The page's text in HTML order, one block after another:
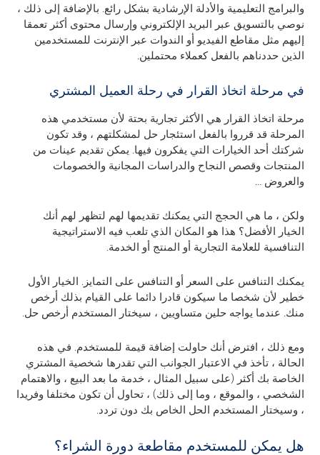
والبرامج التعليمية والأدلة الإرشادية بشكل رائع. بالإضافة إلى ذلك ،
نوصي بالتسويق عبر البريد الإلكتروني وإرسال محتوى أكثر تعمقا
إليهم مثل مقاطع الفيديو أو الندوات عبر الإنترنت للمستخدمين
الذين حددناهم بالفعل كعملاء محتملين.
في مرحلة اتخاذ القرار في رحلة العميل المشتري
مرحلة اتخاذ القرار هي الأكثر تجارية بحتة لأن مستخدمي هذه
المرحلة قد قرروا بالفعل استئجار حل لمشكلتهم ، وقد تكون
شركتك أحد الخيارات التي يفكرون فيها. يمكن تقديم عينات من
المنتجات وقصص النجاح والدراسات المجانية والخصومات
والعروض …
ولكن ، ما هي الحجج التي يمكنك تقديمها لهم لتظهر لهم أنك
الخيار الأفضل؟ هذا هو المكان الذي تلعب فيه الاستراتيجية
التنافسية للعلامة التجارية أو المنتج أو الخدمة.
يمكنك التنافس على السعر أو التنافس على التمايز. الخيار الأول
خطير لأن شخصا ما سيكون قادرا دائما على القيام بذلك أرخص
منك. عندما يواجه حلين متساويين ، سيختار المستخدم أرخص حل.
ومع ذلك ، افترض أنك حاولت إضافة قيمة للمستخدم. في هذه
الحالة ، تأخذ في الاعتبار الجوانب التي تقدرها شخصية المشتري
الخاصة بك أكثر (على سبيل المثال ، خدمة ما بعد البيع ، والاهتمام
الشخصي ، والموقع ، وما إلى ذلك) ، تحاول أن تكون مختلفا وفريدا
، وسيختار المستخدم الحل الخاص بك دون تردد.
هل يمكن للمستخدم مقاطعة دورة الشراء؟